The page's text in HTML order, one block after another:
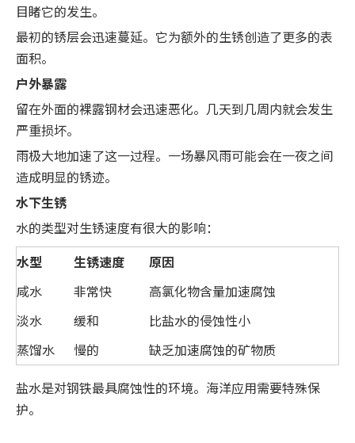
目睹它的发生。
最初的锈层会迅速蔓延。它为额外的生锈创造了更多的表
面积。
户外暴露
留在外面的裸露钢材会迅速恶化。几天到几周内就会发生
严重损坏。
雨极大地加速了这一过程。一场暴风雨可能会在一夜之间
造成明显的锈迹。
水下生锈
水的类型对生锈速度有很大的影响：
水型
生锈速度
原因
咸水
非常快
高氯化物含量加速腐蚀
淡水
缓和
比盐水的侵蚀性小
蒸馏水
慢的
缺乏加速腐蚀的矿物质
盐水是对钢铁最具腐蚀性的环境。海洋应用需要特殊保
护。